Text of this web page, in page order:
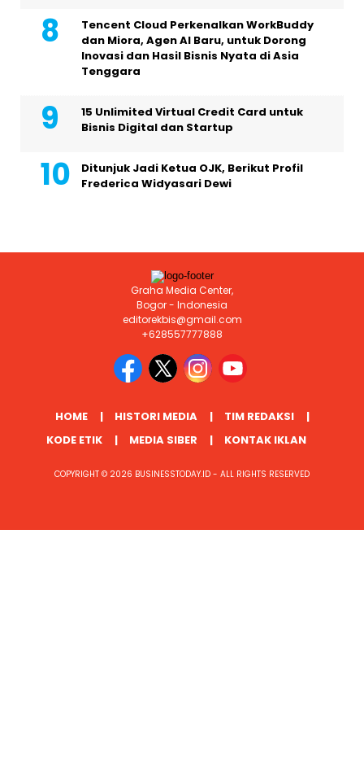
Tencent Cloud Perkenalkan WorkBuddy
dan Miora, Agen AI Baru, untuk Dorong
Inovasi dan Hasil Bisnis Nyata di Asia
Tenggara
15 Unlimited Virtual Credit Card untuk
Bisnis Digital dan Startup
Ditunjuk Jadi Ketua OJK, Berikut Profil
Frederica Widyasari Dewi
Graha Media Center,
Bogor - Indonesia
editorekbis@gmail.com
+628557777888
HOME HISTORI MEDIA
TIM REDAKSI
KODE ETIK
MEDIA SIBER KONTAK IKLAN
COPYRIGHT © 2026 BUSINESSTODAY.ID - ALL RIGHTS RESERVED